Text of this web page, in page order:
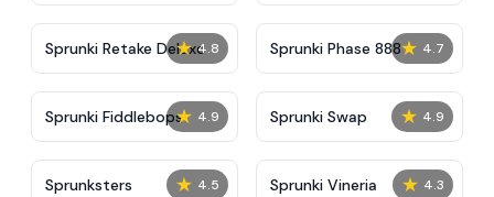
★ 4.8
Sprunki Retake Deluxe ★ 4.7
Sprunki Phase 888
★ 4.9
Sprunki Fiddlebops ★ 4.9
Sprunki Swap
★ 4.5
Sprunksters ★ 4.3
Sprunki Vineria